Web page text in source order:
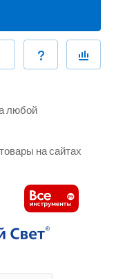
любой
на сайтах